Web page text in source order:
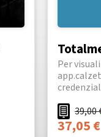
Per
39,00
37,05€